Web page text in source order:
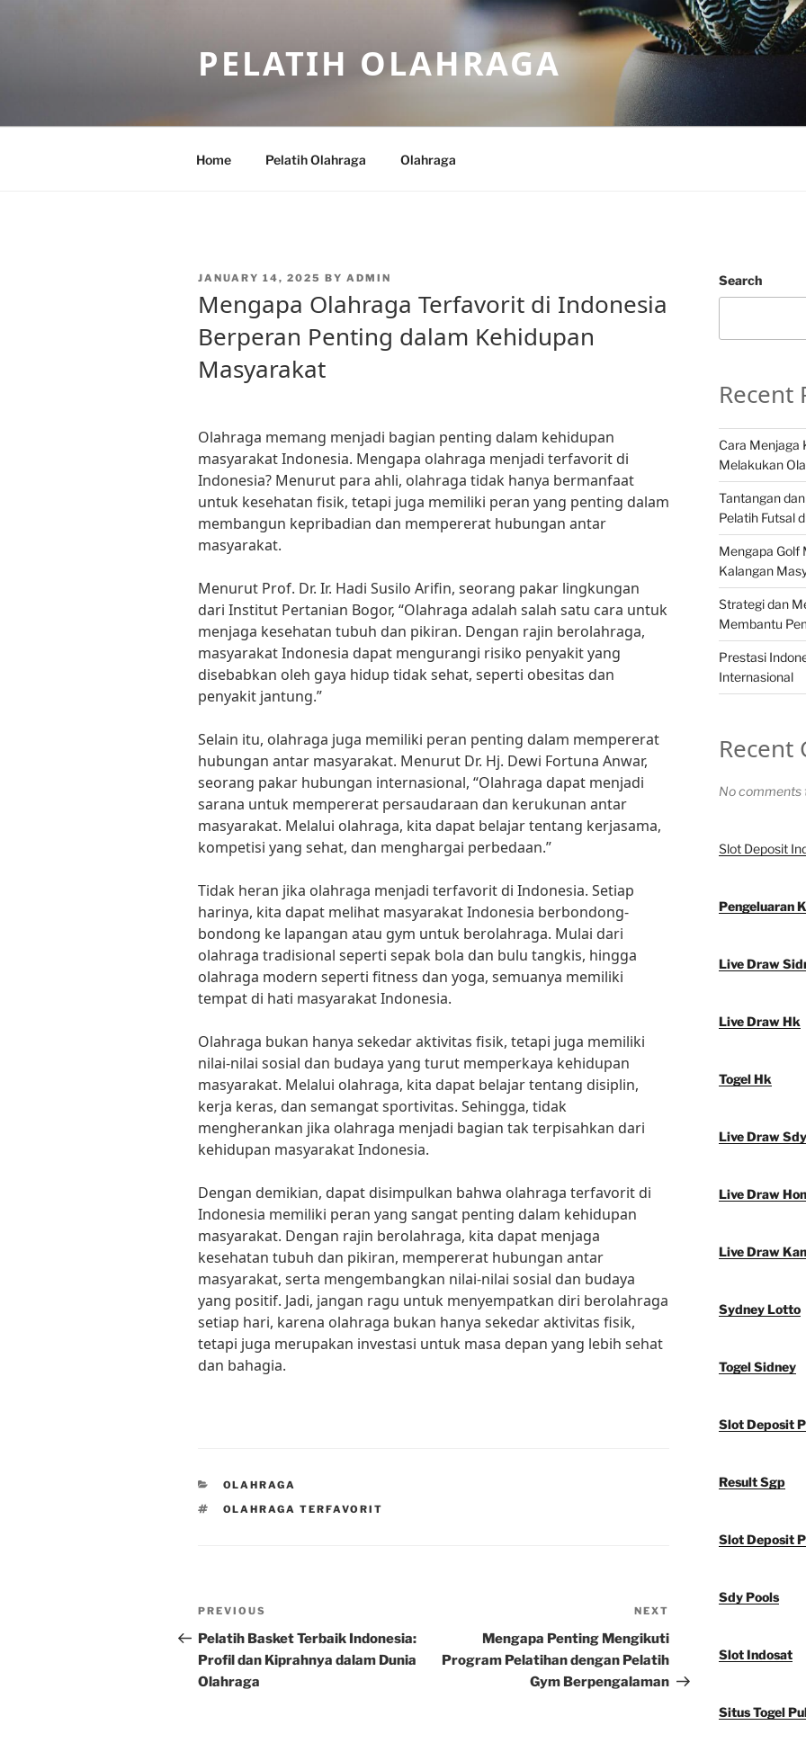
PELATIH OLAHRAGA
Home Pelatih Olahraga Olahraga
POSTED
JANUARY 14, 2025 BY ADMIN
Mengapa Olahraga Terfavorit di Indonesia
Berperan Penting dalam Kehidupan
Masyarakat
Olahraga memang menjadi bagian penting dalam kehidupan
masyarakat Indonesia. Mengapa olahraga menjadi terfavorit di
Indonesia? Menurut para ahli, olahraga tidak hanya bermanfaat
untuk kesehatan fisik, tetapi juga memiliki peran yang penting dalam
membangun kepribadian dan mempererat hubungan antar
masyarakat.
Menurut Prof. Dr. Ir. Hadi Susilo Arifin, seorang pakar lingkungan
dari Institut Pertanian Bogor, “Olahraga adalah salah satu cara untuk
menjaga kesehatan tubuh dan pikiran. Dengan rajin berolahraga,
masyarakat Indonesia dapat mengurangi risiko penyakit yang
disebabkan oleh gaya hidup tidak sehat, seperti obesitas dan
penyakit jantung.”
Selain itu, olahraga juga memiliki peran penting dalam mempererat
hubungan antar masyarakat. Menurut Dr. Hj. Dewi Fortuna Anwar,
seorang pakar hubungan internasional, “Olahraga dapat menjadi
sarana untuk mempererat persaudaraan dan kerukunan antar
masyarakat. Melalui olahraga, kita dapat belajar tentang kerjasama,
kompetisi yang sehat, dan menghargai perbedaan.”
Tidak heran jika olahraga menjadi terfavorit di Indonesia. Setiap
harinya, kita dapat melihat masyarakat Indonesia berbondong-
bondong ke lapangan atau gym untuk berolahraga. Mulai dari
olahraga tradisional seperti sepak bola dan bulu tangkis, hingga
olahraga modern seperti fitness dan yoga, semuanya memiliki
tempat di hati masyarakat Indonesia.
Olahraga bukan hanya sekedar aktivitas fisik, tetapi juga memiliki
nilai-nilai sosial dan budaya yang turut memperkaya kehidupan
masyarakat. Melalui olahraga, kita dapat belajar tentang disiplin,
kerja keras, dan semangat sportivitas. Sehingga, tidak
mengherankan jika olahraga menjadi bagian tak terpisahkan dari
kehidupan masyarakat Indonesia.
Dengan demikian, dapat disimpulkan bahwa olahraga terfavorit di
Indonesia memiliki peran yang sangat penting dalam kehidupan
masyarakat. Dengan rajin berolahraga, kita dapat menjaga
kesehatan tubuh dan pikiran, mempererat hubungan antar
masyarakat, serta mengembangkan nilai-nilai sosial dan budaya
yang positif. Jadi, jangan ragu untuk menyempatkan diri berolahraga
setiap hari, karena olahraga bukan hanya sekedar aktivitas fisik,
tetapi juga merupakan investasi untuk masa depan yang lebih sehat
dan bahagia.
CATEGORIES
OLAHRAGA
TAGS
OLAHRAGA TERFAVORIT
Post
navigation
Previous
Post
PREVIOUS
Pelatih Basket Terbaik Indonesia:
Profil dan Kiprahnya dalam Dunia
Olahraga
Post
NEXT
Mengapa Penting Mengikuti
Program Pelatihan dengan Pelatih
Gym Berpengalaman
Search
Recent
Cara Menjaga
Melakukan
Tantangan
Pelatih Futsal
Mengapa Golf
Kalangan
Strategi dan
Membantu
Prestasi
Internasional
Recent
No comments
Slot Deposit
Pengeluaran
Live Draw
Live Draw Hk
Togel Hk
Live Draw Sdy
Live Draw
Live Draw
Sydney Lotto
Togel Sidney
Slot Deposit
Result Sgp
Slot Deposit
Sdy Pools
Slot Indosat
Situs Togel